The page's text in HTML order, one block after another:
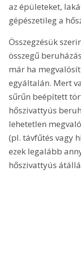
az épületeket,
gépészetileg a
Összegzésük
összegű
már ha
egyáltalán. Mert
sűrűn beépített
hőszivattyús
lehetetlen
(pl. távfűtés vagy
ezek legalább
hőszivattyús